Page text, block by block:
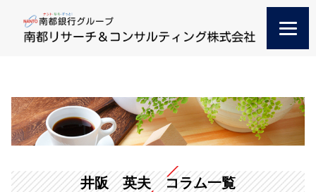
井阪 英夫 コラム一覧